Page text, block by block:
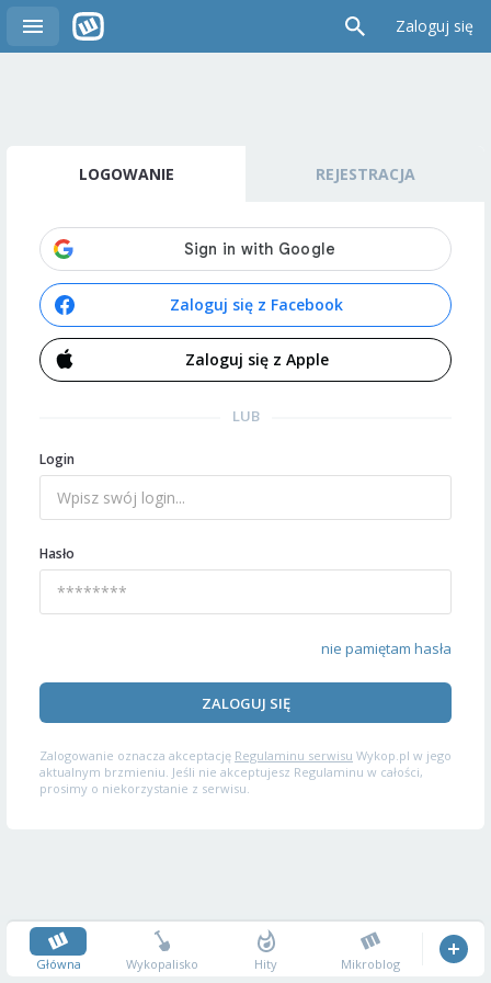
Zaloguj się
LOGOWANIE REJESTRACJA
Zaloguj się z Facebook
Zaloguj się z Apple
LUB
Login
Hasło
nie pamiętam hasła
ZALOGUJ SIĘ
Zalogowanie oznacza akceptację Regulaminu serwisu Wykop.pl w jego
aktualnym brzmieniu. Jeśli nie akceptujesz Regulaminu w całości,
prosimy o niekorzystanie z serwisu.
Główna Wykopalisko Hity Mikroblog